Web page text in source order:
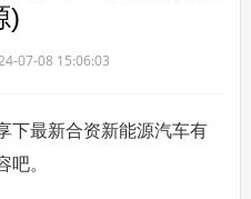
)
07-08 15:06:03
下最新合资新能源汽车有
吧。